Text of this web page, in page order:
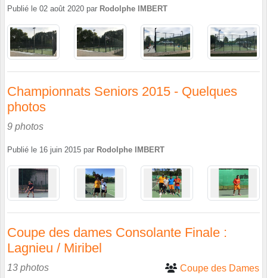
Publié le 02 août 2020 par Rodolphe IMBERT
Championnats Seniors 2015 - Quelques
photos
9 photos
Publié le 16 juin 2015 par Rodolphe IMBERT
Coupe des dames Consolante Finale :
Lagnieu / Miribel
13 photos Coupe des Dames